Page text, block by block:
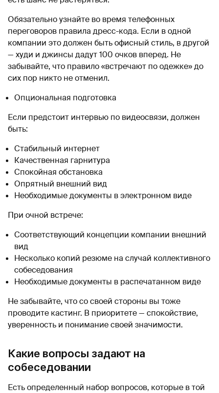
Обязательно узнайте во время телефонных
переговоров правила дресс-кода. Если в одной
компании это должен быть офисный стиль, в другой
— худи и джинсы дадут 100 очков вперед. Не
забывайте, что правило «встречают по одежке» до
сих пор никто не отменил.
Опциональная подготовка
Если предстоит интервью по видеосвязи, должен
быть:
Стабильный интернет
Качественная гарнитура
Спокойная обстановка
Опрятный внешний вид
Необходимые документы в электронном виде
При очной встрече:
Соответствующий концепции компании внешний
вид
Несколько копий резюме на случай коллективного
собеседования
Необходимые документы в распечатанном виде
Не забывайте, что со своей стороны вы тоже
проводите кастинг. В приоритете — спокойствие,
уверенность и понимание своей значимости.
Какие вопросы задают на
собеседовании
Есть определенный набор вопросов, которые в той